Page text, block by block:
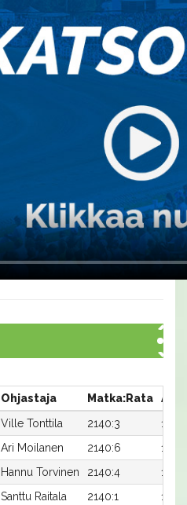
Ohjastaja Matka:Rata
Aika
Ville Tonttila 2140:3
14,2a
Ari Moilanen 2140:6
14,3a
Hannu Torvinen 2140:4
14,6a
Santtu Raitala 2140:1
14,7a